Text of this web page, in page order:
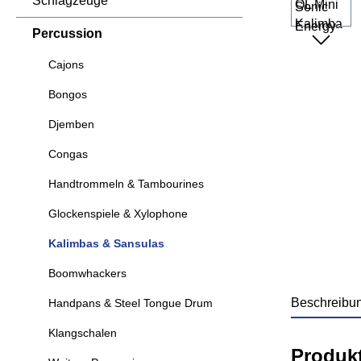
Percussion
Cajons
Bongos
Djemben
Congas
Handtrommeln & Tambourines
Glockenspiele & Xylophone
Kalimbas & Sansulas
Boomwhackers
Handpans & Steel Tongue Drum
Klangschalen